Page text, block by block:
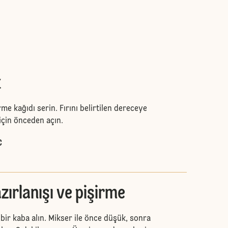
kağıdı serin. Fırını belirtilen dereceye
önceden açın.
ve pişirme
bir kaba alın. Mikser ile önce düşük, sonra